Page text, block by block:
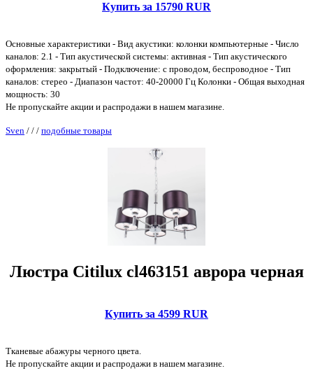
Купить за 15790 RUR
Основные характеристики - Вид акустики: колонки компьютерные - Число
каналов: 2.1 - Тип акустической системы: активная - Тип акустического
оформления: закрытый - Подключение: с проводом, беспроводное - Тип
каналов: стерео - Диапазон частот: 40-20000 Гц Колонки - Общая выходная
мощность: 30
Не пропускайте акции и распродажи в нашем магазине.
Sven / / / подобные товары
Люстра Citilux cl463151 аврора черная
Купить за 4599 RUR
Тканевые абажуры черного цвета.
Не пропускайте акции и распродажи в нашем магазине.